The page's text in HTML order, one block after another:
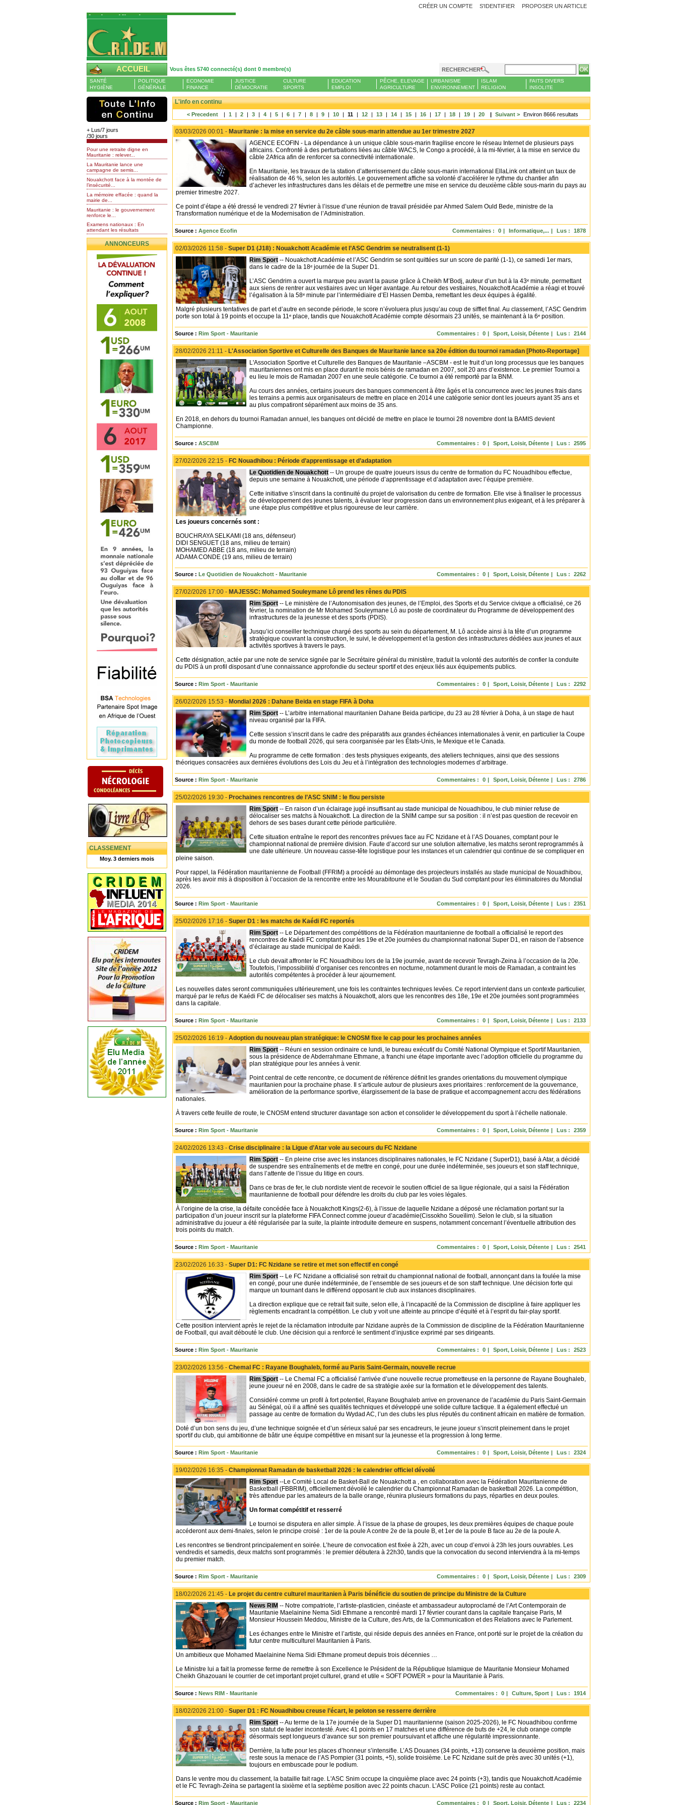
PROPOSER UN ARTICLE
CRÉER UN COMPTE S'IDENTIFIER
Authentification
Pour S'authentifier veuillez fournir votre
Pseudo et Mot de passer et cliquez sur : Se
connecter
Pseudo
Mot de passe
ACCUEIL Vous êtes 5740 connecté(s) dont 0 membre(s)
Liste des membres en ligne (0)
RECHERCHER
SANTÉ
HYGIÈNE
POLITIQUE
GÉNÉRALE
ECONOMIE
FINANCE
JUSTICE
DÉMOCRATIE
CULTURE
SPORTS
EDUCATION
EMPLOI
PÊCHE, ELEVAGE
AGRICULTURE
URBANISME
ENVIRONNEMENT
ISLAM
RELIGION
FAITS DIVERS
INSOLITE
+ Lus/7 jours
/30 jours
Pour une retraite digne en
Mauritanie : relever...
La Mauritanie lance une
campagne de semis...
Nouakchott face à la montée de
l’insécurité...
La mémoire effacée : quand la
mairie de...
Mauritanie : le gouvernement
renforce le...
Examens nationaux : En
attendant les résultats
Nomination de l’Honorable Diye
Ba au poste de...
Mauritanie : les résultats du
baccalauréat 2026...
Mauritanie : Les 10 premiers au
BEPC 2026
Un syndicat de l’enseignement
rejette la...
ANNONCEURS
CLASSEMENT
Moy. 3 derniers mois
L'info en continu
< Precedent | 1 | 2 | 3 | 4 | 5 | 6 | 7 | 8 | 9 | 10 | 11 | 12 | 13 | 14 | 15 | 16 | 17 | 18 | 19 | 20 | Suivant > Environ 8666 resultats
03/03/2026 00:01 - Mauritanie : la mise en service du 2e câble sous-marin attendue au 1er trimestre 2027
AGENCE ECOFIN - La dépendance à un unique câble sous-marin fragilise encore le réseau Internet de plusieurs pays
africains. Confronté à des perturbations liées au câble WACS, le Congo a procédé, à la mi-février, à la mise en service du
câble 2Africa afin de renforcer sa connectivité internationale.
En Mauritanie, les travaux de la station d’atterrissement du câble sous-marin international EllaLink ont atteint un taux de
réalisation de 46 %, selon les autorités. Le gouvernement affiche sa volonté d’accélérer le rythme du chantier afin
d’achever les infrastructures dans les délais et de permettre une mise en service du deuxième câble sous-marin du pays au
premier trimestre 2027.
Ce point d’étape a été dressé le vendredi 27 février à l’issue d’une réunion de travail présidée par Ahmed Salem Ould Bede, ministre de la
Transformation numérique et de la Modernisation de l’Administration.
Source : Agence Ecofin Lus : 1878
Informatique,... |
Commentaires : 0 |
02/03/2026 11:58 - Super D1 (J18) : Nouakchott Académie et l’ASC Gendrim se neutralisent (1-1)
Rim Sport -- Nouakchott Académie et l’ASC Gendrim se sont quittées sur un score de parité (1-1), ce samedi 1er mars,
dans le cadre de la 18ᵉ journée de la Super D1.
L’ASC Gendrim a ouvert la marque peu avant la pause grâce à Cheikh M’Bodj, auteur d’un but à la 43ᵉ minute, permettant
aux siens de rentrer aux vestiaires avec un léger avantage. Au retour des vestiaires, Nouakchott Académie a réagi et trouvé
l’égalisation à la 58ᵉ minute par l’intermédiaire d’El Hassen Demba, remettant les deux équipes à égalité.
Malgré plusieurs tentatives de part et d’autre en seconde période, le score n’évoluera plus jusqu’au coup de sifflet final. Au classement, l’ASC Gendrim
porte son total à 19 points et occupe la 11ᵉ place, tandis que Nouakchott Académie compte désormais 23 unités, se maintenant à la 6ᵉ position.
Source : Rim Sport - Mauritanie Lus : 2144
Sport, Loisir, Détente |
Commentaires : 0 |
28/02/2026 21:11 - L'Association Sportive et Culturelle des Banques de Mauritanie lance sa 20e édition du tournoi ramadan [Photo-Reportage]
L'Association Sportive et Culturelle des Banques de Mauritanie –ASCBM - est le fruit d’un long processus que les banques
mauritaniennes ont mis en place durant le mois bénis de ramadan en 2007, soit 20 ans d’existence. Le premier Tournoi a
eu lieu le mois de Ramadan 2007 en une seule catégorie. Ce tournoi a été remporté par la BNM.
Au cours des années, certains joueurs des banques commencent à être âgés et la concurrence avec les jeunes frais dans
les terrains a permis aux organisateurs de mettre en place en 2014 une catégorie senior dont les joueurs ayant 35 ans et
au plus compatiront séparément aux moins de 35 ans.
En 2018, en dehors du tournoi Ramadan annuel, les banques ont décidé de mettre en place le tournoi 28 novembre dont la BAMIS devient
Championne.
Source : ASCBM Lus : 2595
Sport, Loisir, Détente |
Commentaires : 0 |
27/02/2026 22:15 - FC Nouadhibou : Période d’apprentissage et d’adaptation
Le Quotidien de Nouakchott -- Un groupe de quatre joueurs issus du centre de formation du FC Nouadhibou effectue,
depuis une semaine à Nouakchott, une période d’apprentissage et d’adaptation avec l’équipe première.
Cette initiative s’inscrit dans la continuité du projet de valorisation du centre de formation. Elle vise à finaliser le processus
de développement des jeunes talents, à évaluer leur progression dans un environnement plus exigeant, et à les préparer à
une étape plus compétitive et plus rigoureuse de leur carrière.
Les joueurs concernés sont :
BOUCHRAYA SELKAMI (18 ans, défenseur)
DIDI SENGUET (18 ans, milieu de terrain)
MOHAMED ABBE (18 ans, milieu de terrain)
ADAMA CONDE (19 ans, milieu de terrain)
Source : Le Quotidien de Nouakchott - Mauritanie Lus : 2262
Sport, Loisir, Détente |
Commentaires : 0 |
27/02/2026 17:00 - MAJESSC: Mohamed Souleymane Lô prend les rênes du PDIS
Rim Sport -- Le ministère de l’Autonomisation des jeunes, de l’Emploi, des Sports et du Service civique a officialisé, ce 26
février, la nomination de Mr Mohamed Souleymane Lô au poste de coordinateur du Programme de développement des
infrastructures de la jeunesse et des sports (PDIS).
Jusqu’ici conseiller technique chargé des sports au sein du département, M. Lô accède ainsi à la tête d’un programme
stratégique couvrant la construction, le suivi, le développement et la gestion des infrastructures dédiées aux jeunes et aux
activités sportives à travers le pays.
Cette désignation, actée par une note de service signée par le Secrétaire général du ministère, traduit la volonté des autorités de confier la conduite
du PDIS à un profil disposant d’une connaissance approfondie du secteur sportif et des enjeux liés aux équipements publics.
Source : Rim Sport - Mauritanie Lus : 2292
Sport, Loisir, Détente |
Commentaires : 0 |
26/02/2026 15:53 - Mondial 2026 : Dahane Beida en stage FIFA à Doha
Rim Sport -- L’arbitre international mauritanien Dahane Beida participe, du 23 au 28 février à Doha, à un stage de haut
niveau organisé par la FIFA.
Cette session s’inscrit dans le cadre des préparatifs aux grandes échéances internationales à venir, en particulier la Coupe
du monde de football 2026, qui sera coorganisée par les États-Unis, le Mexique et le Canada.
Au programme de cette formation : des tests physiques exigeants, des ateliers techniques, ainsi que des sessions
théoriques consacrées aux dernières évolutions des Lois du Jeu et à l’intégration des technologies modernes d’arbitrage.
Source : Rim Sport - Mauritanie Lus : 2786
Sport, Loisir, Détente |
Commentaires : 0 |
25/02/2026 19:30 - Prochaines rencontres de l’ASC SNIM : le flou persiste
Rim Sport -- En raison d’un éclairage jugé insuffisant au stade municipal de Nouadhibou, le club minier refuse de
délocaliser ses matchs à Nouakchott. La direction de la SNIM campe sur sa position : il n’est pas question de recevoir en
dehors de ses bases durant cette période particulière.
Cette situation entraîne le report des rencontres prévues face au FC Nzidane et à l’AS Douanes, comptant pour le
championnat national de première division. Faute d’accord sur une solution alternative, les matchs seront reprogrammés à
une date ultérieure. Un nouveau casse-tête logistique pour les instances et un calendrier qui continue de se compliquer en
pleine saison.
Pour rappel, la Fédération mauritanienne de Football (FFRIM) a procédé au démontage des projecteurs installés au stade municipal de Nouadhibou,
après les avoir mis à disposition à l’occasion de la rencontre entre les Mourabitoune et le Soudan du Sud comptant pour les éliminatoires du Mondial
2026.
Source : Rim Sport - Mauritanie Lus : 2351
Sport, Loisir, Détente |
Commentaires : 0 |
25/02/2026 17:16 - Super D1 : les matchs de Kaédi FC reportés
Rim Sport -- Le Département des compétitions de la Fédération mauritanienne de football a officialisé le report des
rencontres de Kaédi FC comptant pour les 19e et 20e journées du championnat national Super D1, en raison de l’absence
d’éclairage au stade municipal de Kaédi.
Le club devait affronter le FC Nouadhibou lors de la 19e journée, avant de recevoir Tevragh-Zeina à l’occasion de la 20e.
Toutefois, l’impossibilité d’organiser ces rencontres en nocturne, notamment durant le mois de Ramadan, a contraint les
autorités compétentes à procéder à leur ajournement.
Les nouvelles dates seront communiquées ultérieurement, une fois les contraintes techniques levées. Ce report intervient dans un contexte particulier,
marqué par le refus de Kaédi FC de délocaliser ses matchs à Nouakchott, alors que les rencontres des 18e, 19e et 20e journées sont programmées
dans la capitale.
Source : Rim Sport - Mauritanie Lus : 2133
Sport, Loisir, Détente |
Commentaires : 0 |
25/02/2026 16:19 - Adoption du nouveau plan stratégique: le CNOSM fixe le cap pour les prochaines années
Rim Sport -- Réuni en session ordinaire ce lundi, le bureau exécutif du Comité National Olympique et Sportif Mauritanien,
sous la présidence de Abderrahmane Ethmane, a franchi une étape importante avec l’adoption officielle du programme du
plan stratégique pour les années à venir.
Point central de cette rencontre, ce document de référence définit les grandes orientations du mouvement olympique
mauritanien pour la prochaine phase. Il s’articule autour de plusieurs axes prioritaires : renforcement de la gouvernance,
amélioration de la performance sportive, élargissement de la base de pratique et accompagnement accru des fédérations
nationales.
À travers cette feuille de route, le CNOSM entend structurer davantage son action et consolider le développement du sport à l’échelle nationale.
Source : Rim Sport - Mauritanie Lus : 2359
Sport, Loisir, Détente |
Commentaires : 0 |
24/02/2026 13:43 - Crise disciplinaire : la Ligue d’Atar vole au secours du FC Nzidane
Rim Sport -- En pleine crise avec les instances disciplinaires nationales, le FC Nzidane ( SuperD1), basé à Atar, a décidé
de suspendre ses entraînements et de mettre en congé, pour une durée indéterminée, ses joueurs et son staff technique,
dans l’attente de l’issue du litige en cours.
Dans ce bras de fer, le club nordiste vient de recevoir le soutien officiel de sa ligue régionale, qui a saisi la Fédération
mauritanienne de football pour défendre les droits du club par les voies légales.
À l’origine de la crise, la défaite concédée face à Nouakchott Kings(2-6), à l’issue de laquelle Nzidane a déposé une réclamation portant sur la
participation d’un joueur inscrit sur la plateforme FIFA Connect comme joueur d’académie(Cissokho Soueïlim). Selon le club, si la situation
administrative du joueur a été régularisée par la suite, la plainte introduite demeure en suspens, notamment concernant l’éventuelle attribution des
trois points du match.
Source : Rim Sport - Mauritanie Lus : 2541
Sport, Loisir, Détente |
Commentaires : 0 |
23/02/2026 16:33 - Super D1: FC Nzidane se retire et met son effectif en congé
Rim Sport -- Le FC Nzidane a officialisé son retrait du championnat national de football, annonçant dans la foulée la mise
en congé, pour une durée indéterminée, de l’ensemble de ses joueurs et de son staff technique. Une décision forte qui
marque un tournant dans le différend opposant le club aux instances disciplinaires.
La direction explique que ce retrait fait suite, selon elle, à l’incapacité de la Commission de discipline à faire appliquer les
règlements encadrant la compétition. Le club y voit une atteinte au principe d’équité et à l’esprit du fair-play sportif.
Cette position intervient après le rejet de la réclamation introduite par Nzidane auprès de la Commission de discipline de la Fédération Mauritanienne
de Football, qui avait débouté le club. Une décision qui a renforcé le sentiment d’injustice exprimé par ses dirigeants.
Source : Rim Sport - Mauritanie Lus : 2523
Sport, Loisir, Détente |
Commentaires : 0 |
23/02/2026 13:56 - Chemal FC : Rayane Boughaleb, formé au Paris Saint-Germain, nouvelle recrue
Rim Sport -- Le Chemal FC a officialisé l’arrivée d’une nouvelle recrue prometteuse en la personne de Rayane Boughaleb,
jeune joueur né en 2008, dans le cadre de sa stratégie axée sur la formation et le développement des talents.
Considéré comme un profil à fort potentiel, Rayane Boughaleb arrive en provenance de l’académie du Paris Saint-Germain
au Sénégal, où il a affiné ses qualités techniques et développé une solide culture tactique. Il a également effectué un
passage au centre de formation du Wydad AC, l’un des clubs les plus réputés du continent africain en matière de formation.
Doté d’un bon sens du jeu, d’une technique soignée et d’un sérieux salué par ses encadreurs, le jeune joueur s’inscrit pleinement dans le projet
sportif du club, qui ambitionne de bâtir une équipe compétitive en misant sur la jeunesse et la progression à long terme.
Source : Rim Sport - Mauritanie Lus : 2324
Sport, Loisir, Détente |
Commentaires : 0 |
19/02/2026 16:35 - Championnat Ramadan de basketball 2026 : le calendrier officiel dévoilé
Rim Sport --Le Comité Local de Basket-Ball de Nouakchott a , en collaboration avec la Fédération Mauritanienne de
Basketball (FBBRIM), officiellement dévoilé le calendrier du Championnat Ramadan de basketball 2026. La compétition,
très attendue par les amateurs de la balle orange, réunira plusieurs formations du pays, réparties en deux poules.
Un format compétitif et resserré
Le tournoi se disputera en aller simple. À l’issue de la phase de groupes, les deux premières équipes de chaque poule
accéderont aux demi-finales, selon le principe croisé : 1er de la poule A contre 2e de la poule B, et 1er de la poule B face au 2e de la poule A.
Les rencontres se tiendront principalement en soirée. L’heure de convocation est fixée à 22h, avec un coup d’envoi à 23h les jours ouvrables. Les
vendredis et samedis, deux matchs sont programmés : le premier débutera à 22h30, tandis que la convocation du second interviendra à la mi-temps
du premier match.
Source : Rim Sport - Mauritanie Lus : 2309
Sport, Loisir, Détente |
Commentaires : 0 |
18/02/2026 21:45 - Le projet du centre culturel mauritanien à Paris bénéficie du soutien de principe du Ministre de la Culture
News RIM -- Notre compatriote, l’artiste-plasticien, cinéaste et ambassadeur autoproclamé de l’Art Contemporain de
Mauritanie Maelainine Nema Sidi Ethmane a rencontré mardi 17 février courant dans la capitale française Paris, M
Monsieur Houssein Meddou, Ministre de la Culture, des Arts, de la Communication et des Relations avec le Parlement.
Les échanges entre le Ministre et l’artiste, qui réside depuis des années en France, ont porté sur le projet de la création du
futur centre multiculturel Mauritanien à Paris.
Un ambitieux que Mohamed Maelainine Nema Sidi Ethmane promeut depuis trois décennies …
Le Ministre lui a fait la promesse ferme de remettre à son Excellence le Président de la République Islamique de Mauritanie Monsieur Mohamed
Cheikh Ghazouani le courrier de cet important projet culturel, grand et utile « SOFT POWER » pour la Mauritanie à Paris.
Source : News RIM - Mauritanie Lus : 1914
Culture, Sport |
Commentaires : 0 |
18/02/2026 21:00 - Super D1 : FC Nouadhibou creuse l’écart, le peloton se resserre derrière
Rim Sport -- Au terme de la 17e journée de la Super D1 mauritanienne (saison 2025-2026), le FC Nouadhibou confirme
son statut de leader incontesté. Avec 41 points en 17 matches et une différence de buts de +24, le club orange compte
désormais sept longueurs d’avance sur son premier poursuivant et affiche une régularité impressionnante.
Derrière, la lutte pour les places d’honneur s’intensifie. L’AS Douanes (34 points, +13) conserve la deuxième position, mais
reste sous la menace de l’AS Pompier (31 points, +5), solide troisième. Le FC Nzidane suit de près avec 30 unités (+1),
toujours en embuscade pour le podium.
Dans le ventre mou du classement, la bataille fait rage. L'ASC Snim occupe la cinquième place avec 24 points (+3), tandis que Nouakchott Académie
et le FC Tevragh-Zeïna se partagent la sixième et la septième position avec 22 points chacun. L’ASC Police (21 points) reste au contact.
Source : Rim Sport - Mauritanie Lus : 2234
Sport, Loisir, Détente |
Commentaires : 0 |